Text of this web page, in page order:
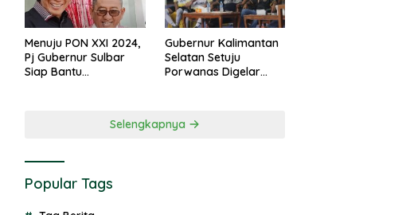
Menuju PON XXI 2024,
Pj Gubernur Sulbar
Siap Bantu
Gubernur Kalimantan
Selatan Setuju
Porwanas Digelar
Selengkapnya
Popular Tags